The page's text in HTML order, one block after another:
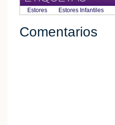
Estores Estores Infantiles
Comentarios